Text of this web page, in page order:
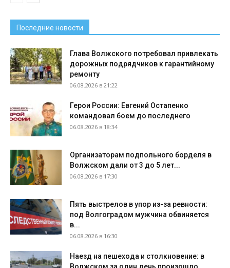
Последние новости
Глава Волжского потребовал привлекать
дорожных подрядчиков к гарантийному
ремонту
06.08.2026 в 21:22
Герои России: Евгений Остапенко
командовал боем до последнего
06.08.2026 в 18:34
Организаторам подпольного борделя в
Волжском дали от 3 до 5 лет...
06.08.2026 в 17:30
Пять выстрелов в упор из-за ревности:
под Волгоградом мужчина обвиняется
в...
06.08.2026 в 16:30
Наезд на пешехода и столкновение: в